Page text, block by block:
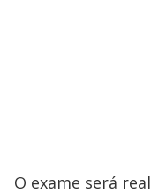
O exame será